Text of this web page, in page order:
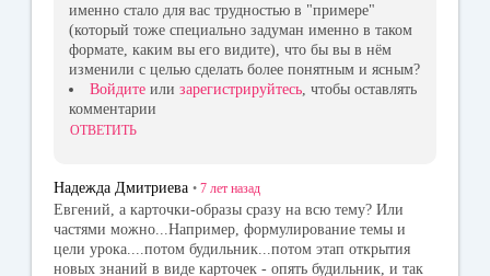
именно стало для вас трудностью в "примере"
(который тоже специально задуман именно в таком
формате, каким вы его видите), что бы вы в нём
изменили с целью сделать более понятным и ясным?
Войдите или зарегистрируйтесь , чтобы оставлять
комментарии
ОТВЕТИТЬ
Надежда Дмитриева • 7 лет назад
Евгений, а карточки-образы сразу на всю тему? Или
частями можно...Например, формулирование темы и
цели урока....потом будильник...потом этап открытия
новых знаний в виде карточек - опять будильник, и так